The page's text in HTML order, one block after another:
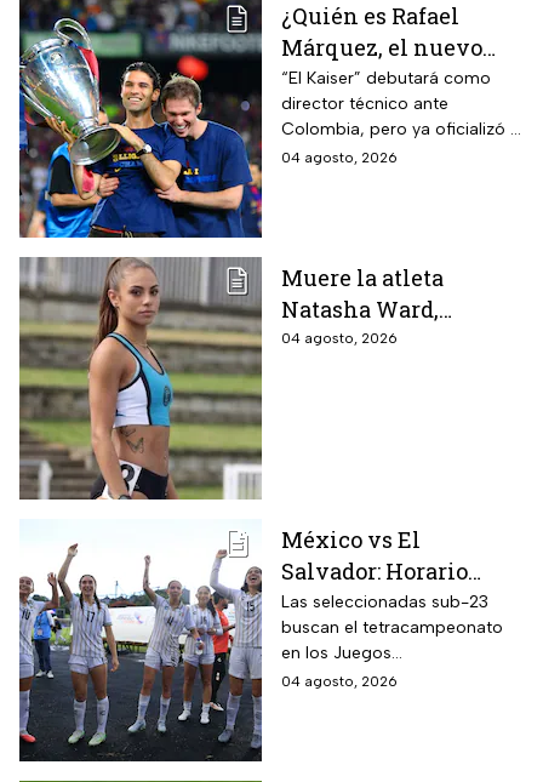
¿Quién es Rafael
Márquez, el nuevo
entrenador de la
Selección Mexicana
que debutará con
Colombia, Perú y
“El Kaiser” debutará como
director técnico ante
Colombia, pero ya oficializó la
fecha de su primer encuentro
04 agosto, 2026
Muere la atleta
Natasha Ward,
promesa del atletismo
04 agosto, 2026
México vs El
Salvador: Horario
oficial y dónde ver la
semifinal de la
femenil en los Juegos
Centroamericanos
Las seleccionadas sub-23
buscan el tetracampeonato
en los Juegos
Centroamericanos y del
04 agosto, 2026